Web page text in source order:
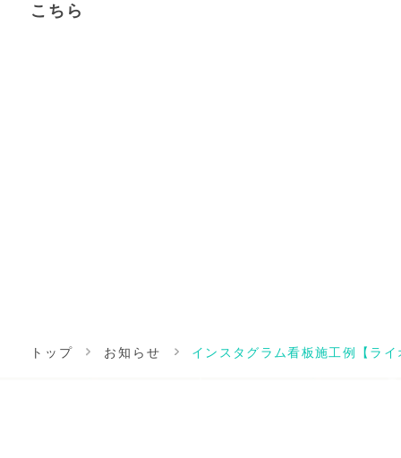
こちら
トップ お知らせ インスタグラム看板施工例【ラ